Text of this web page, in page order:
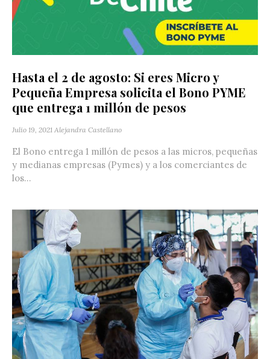
Hasta el 2 de agosto: Si eres Micro y
Pequeña Empresa solicita el Bono PYME
que entrega 1 millón de pesos
Julio 19, 2021 Alejandra Castellano
El Bono entrega 1 millón de pesos a las micros, pequeñas
y medianas empresas (Pymes) y a los comerciantes de
los...